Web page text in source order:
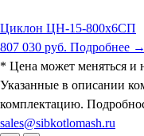
Циклон ЦН-15-800х6СП
807 030 руб. Подробнее →
* Цена может меняться и
Указанные в описании
комплектацию.
sales@sibkotlomash.ru